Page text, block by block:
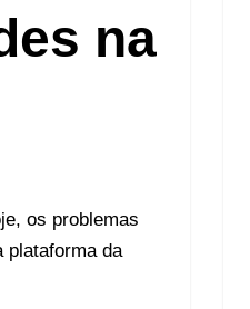
na
os problemas
plataforma da